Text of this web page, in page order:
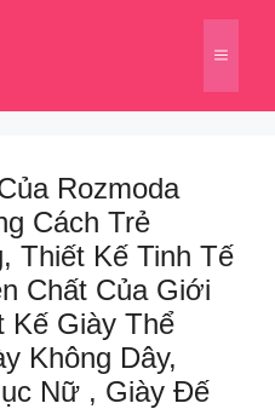
Menu
Rozmoda
Cách Trẻ
Thiết Kế Tinh Tế
Chất Của Giới
Kế Giày Thể
Không Dây,
Nữ , Giày Đế